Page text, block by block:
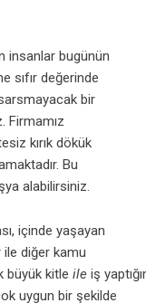
insanlar bugünün
sıfır değerinde
bir
Firmamız
kırık dökük
Bu
alabilirsiniz.
içinde yaşayan
diğer kamu
büyük kitle ile iş
uygun bir şekilde